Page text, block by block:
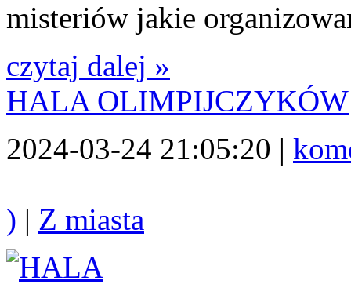
misteriów jakie
czytaj dalej »
HALA OLIMPIJCZYKÓW
2024-03-24 21:05:20 |
) | Z miasta